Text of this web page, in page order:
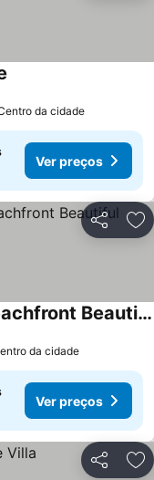
da cidade
Ver preços
Partilhar
703 Marbella 2 bedrooms Beachfront Beautiful Apartment
da cidade
Ver preços
Partilhar